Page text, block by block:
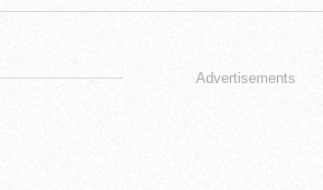
Advertisements